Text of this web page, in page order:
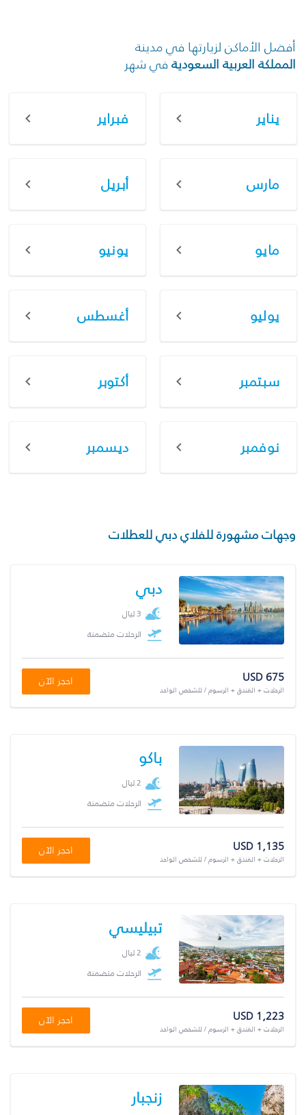
أفضل الأماكن لزيارتها في مدينة
المملكة العربية السعودية في شهر
يناير فبراير
مارس أبريل
مايو يونيو
يوليو أغسطس
سبتمبر أكتوبر
نوفمبر ديسمبر
وجهات مشهورة للفلاي دبي للعطلات
دبي
3 ليال
الرحلات متضمنة
USD 675
الرحلات + الفندق + الرسوم / للشخص الواحد
احجز الآن
باكو
2 ليال
الرحلات متضمنة
USD 1,135
الرحلات + الفندق + الرسوم / للشخص الواحد
احجز الآن
تبيليسي
2 ليال
الرحلات متضمنة
USD 1,223
الرحلات + الفندق + الرسوم / للشخص الواحد
احجز الآن
زنجبار